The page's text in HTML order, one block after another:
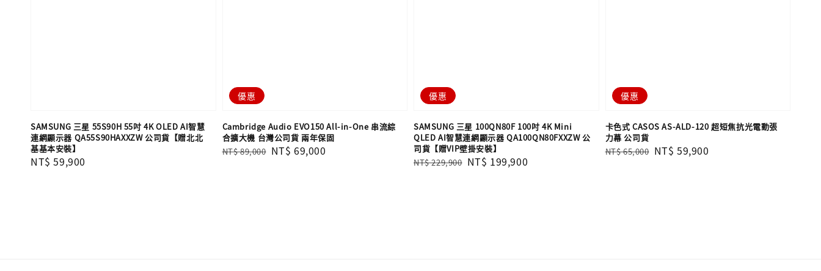
SAMSUNG 三星 55S90H 55吋 4K OLED AI智慧
連網顯示器 QA55S90HAXXZW 公司貨【贈北北
基基本安裝】
Regular
NT$ 59,900
優惠
Cambridge Audio EVO150 All-in-One 串流綜
合擴大機 台灣公司貨 兩年保固
Regular
NT$ 89,000 Sale
NT$ 69,000
優惠
SAMSUNG 三星 100QN80F 100吋 4K Mini
QLED AI智慧連網顯示器 QA100QN80FXXZW 公
司貨【贈VIP壁掛安裝】
Regular
NT$ 229,900 Sale
NT$ 199,900
優惠
卡色式 CASOS AS-ALD-120 超短焦抗光電動張
力幕 公司貨
Regular
NT$ 65,000 Sale
NT$ 59,900